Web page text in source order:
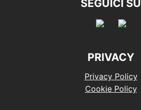
SEGUICI SU
PRIVACY
Privacy Policy
Cookie Policy